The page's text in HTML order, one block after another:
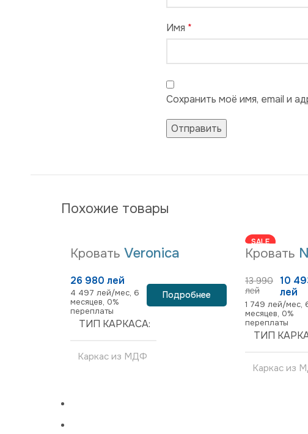
Имя *
Сохранить моё имя, email и
Похожие товары
Кровать Veronica
26 980 лей
4 497 лей/мес, 6
месяцев, 0%
переплаты
Подробнее
ТИП КАРКАСА
Каркас из МДФ
SALE
Кровать
13 990
лей
10
лей
1 749 лей/мес,
месяцев, 0%
переплаты
ТИП
Каркас из